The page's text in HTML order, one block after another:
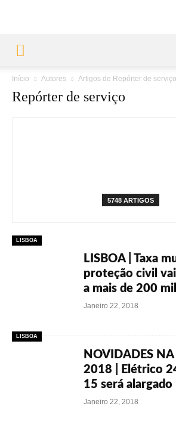
Início Autores Artigos de Repórter de serviço
Repórter de serviço
5748 ARTIGOS
LISBOA
LISBOA | Taxa
proteção civil
a mais de 200
Janeiro 22, 2018
LISBOA
NOVIDADES NA
2018 | Elétrico
15 será alargado
Janeiro 22, 2018